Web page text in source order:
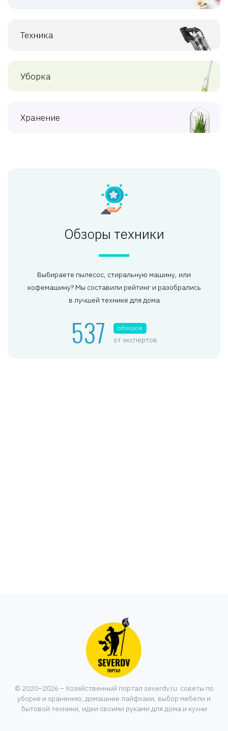
Техника
Уборка
Хранение
Обзоры техники
Выбираете пылесос, стиральную машину, или
кофемашину? Мы составили рейтинг и разобрались
в лучшей технике для дома
537 обзоров
от экспертов
© 2020–2026 – Хозяйственный портал severdv.ru: советы по
уборке и хранению, домашние лайфхаки, выбор мебели и
бытовой техники, идеи своими руками для дома и кухни